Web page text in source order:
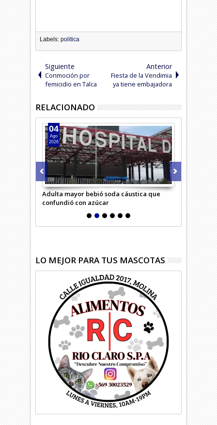
Labels:politica
Siguiente
Conmoción por
femicidio en Talca
Anterior
Fiesta de la Vendimia
ya tiene embajadora
RELACIONADO
Adulta mayor bebió soda cáustica que
confundió con azúcar
04
Ago
2026
LO MEJOR PARA TUS MASCOTAS